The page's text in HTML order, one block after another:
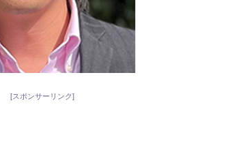
[スポンサーリンク]